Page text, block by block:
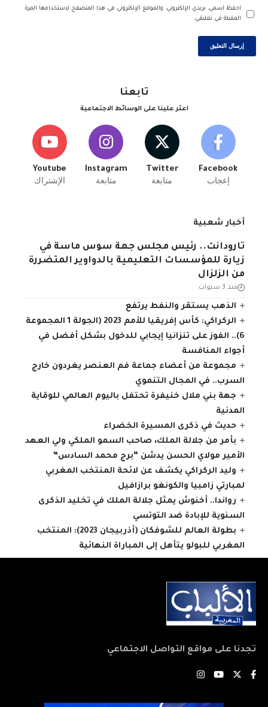
احفظ اسمي، بريدي الإلكتروني، والموقع الإلكتروني في هذا المتصفح لاستخدامها المرة
المقبلة في تعليقي.
تابعنا
اعثر علينا على الوسائط الاجتماعية
Facebook
إعجاب
Twitter
متابعة
Instagram
متابعة
Youtube
الإشتراك
أخبار شعبية
تارودانت.. رئيس مجلس جهة سوس ماسة في
زيارة للمؤسسات التعليمية بالدواوير المتضررة
من الزلزال
منذ 3 سنوات
الذهب يستقر والنفط يرتفع
الركراكي: كأس إفريقيا للأمم 2023 (الجولة 1 المجموعة
6).. الفوز على تنزانيا إيجابي للدخول بشكل أفضل في
أجواء المنافسة
مجموعة من أعضاء جماعة فم العنصر يغردون خارج
السرب.. في المجال التنموي
جهة بني ملال خنيفرة تحتفل باليوم العالمي للوقاية
المدنية
حديث في ذكرى المسيرة الخضراء
بأمر من جلالة الملك، صاحب السمو الملكي ولي العهد
الأمير مولاي الحسن يدشن “برج محمد السادس”
وليد الركراكي يكشف عن لائحة المنتخب المغربي
لمبارتي زامبيا والكونغو برازافيل
رواندا.. أخنوش يمثل جلالة الملك في تخليد الذكرى
السنوية للإبادة ضد التوتسي
بطولة العالم للشوفكان (أذربيجان 2023): المنتخب
المغربي للبولو يتأهل إلى المباراة النهائية
تجدنا على مواقع التواصل الاجتماعي